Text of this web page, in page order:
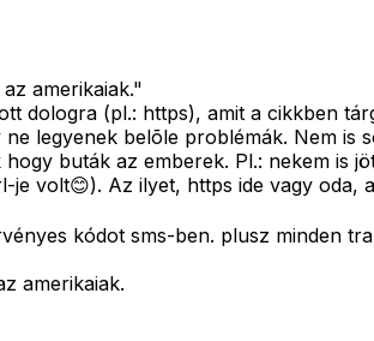
amerikaiak."
dologra (pl.: https), amit a cikkben
legyenek belõle problémák. Nem is
buták az emberek. Pl.: nekem is
volt😊). Az ilyet, https ide vagy oda,
kódot sms-ben. plusz minden
amerikaiak.